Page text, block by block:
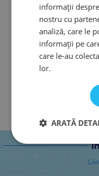
informații
nostru cu
analiză, care le
informații pe
care le-au
lor.
ARATĂ